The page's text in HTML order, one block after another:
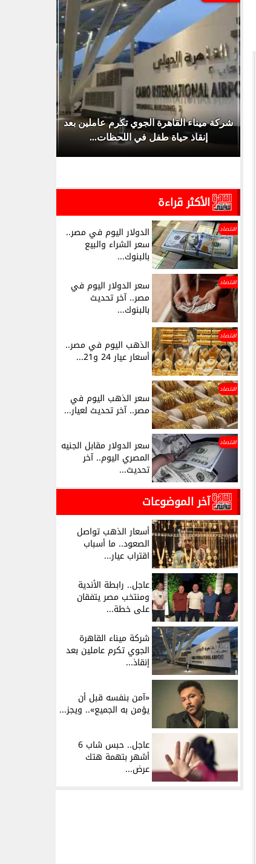
شركة ميناء القاهرة الجوي تكرم عاملين بعد
إنقاذ حياة طفل في اللحظات...
الأكثر قراءة
اقتصاد الدولار اليوم في مصر..
سعر الشراء والبيع
بالبنوك...
اقتصاد سعر الدولار اليوم في
مصر.. آخر تحديث
بالبنوك...
اقتصاد
الذهب اليوم في مصر..
أسعار عيار 24 و21...
اقتصاد
سعر الذهب اليوم في
مصر.. آخر تحديث لعيار...
اقتصاد سعر الدولار مقابل الجنيه
المصري اليوم.. آخر
تحديث...
آخر الموضوعات
أسعار الذهب تواصل
الصعود.. ما أسباب
اقتراب عيار...
عاجل.. رابطة الأندية
ومنتخب مصر يتفقان
على خطة...
شركة ميناء القاهرة
الجوي تكرم عاملين بعد
إنقاذ...
«آمن بنفسه قبل أن
يؤمن به الجميع».. ويجز...
عاجل.. حبس شاب 6
أشهر بتهمة هتك
عرض...